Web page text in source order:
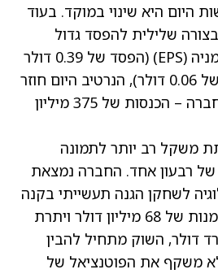
היום היא שינוי במוקד. בעוד
שלילית להפסד גדול
(EPS) (הפסד של 0.39 דולר
לעומת הערכת הפסד של 0.06 דולר), הנרטיב היום חוזר
למטרה האדירה של החברה – הכנסות של 375 מיליון
משקל רב יותר לתמונה
רבעון אחד. החברה נמצאת
לשחקן הגנה תעשייתי בקנה
מידה גדול. עם צבר הזמנות של 68 מיליון דולר ויתרת
1.5 מיליארד דולר, השוק מתחיל להבין
משקף את הפוטנציאל של